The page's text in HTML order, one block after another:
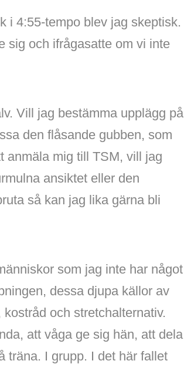
i 4:55-tempo blev jag skeptisk.
sig och ifrågasatte om vi inte
Vill jag bestämma upplägg på
den flåsande gubben, som
anmäla mig till TSM, vill jag
ansiktet eller den
så kan jag lika gärna bli
som jag inte har något
dessa djupa källor av
och stretchalternativ.
att våga ge sig hän, att dela
träna. I grupp. I det här fallet